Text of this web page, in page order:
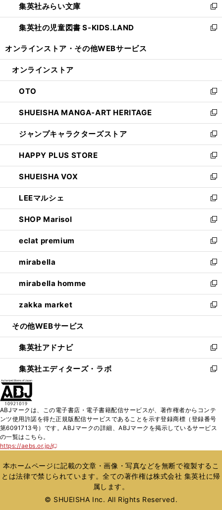
く
で
開
く
ド
ウ
で
ィ
ン
ド
開
集英社みらい文庫
新
し
い
ン
ウ
で
開
く
集英社の児童図書 S-KIDS.LAND
新
ウ
ン
ド
ウ
で
開
く
オンラインストア・ その他WEBサービス
オンラインストア
OTO
新
し
い
ウ
ィ
ン
ド
ウ
で
開
く
SHUEISHA MANGA-ART HERITAGE
新
し
い
ウ
ィ
ン
ド
ウ
で
開
く
ジャンプキャラクターズストア
新
し
い
ウ
ィ
ン
ド
ウ
で
開
く
HAPPY PLUS STORE
新
し
い
ウ
ィ
ン
ド
ウ
で
開
く
SHUEISHA VOX
新
し
い
ウ
ィ
ン
ド
ウ
で
開
く
LEEマルシェ
新
し
い
ウ
ィ
ン
ド
ウ
で
開
く
SHOP Marisol
新
し
い
ウ
ィ
ン
ド
ウ
で
開
eclat premium
新
し
い
ウ
ィ
ン
ド
ウ
開
く
mirabella
新
し
い
ウ
ィ
ン
ウ
で
開
く
mirabella homme
新
し
い
ウ
ン
ド
ウ
で
zakka market
新
し
ウ
ィ
ン
ド
く
その他WEBサービス
集英社アドナビ
新
し
い
ド
ウ
で
集英社エディターズ・ラボ
新
ィ
ン
ド
開
く
ABJマークは、この電子書店・電子書籍配信サービスが、著作権者からコンテ
ンツ使用許諾を得た正規版配信サービスであることを示す登録商標（登録番号
第6091713号）です。ABJマークの詳細、ABJマークを掲示しているサービス
の一覧はこちら。
https://aebs.or.jp/
新
い
ウ
ィ
ウ
本ホームページに記載の文章・画像・写真などを無断で複製するこ
とは法律で禁じられています。全ての著作権は株式会社 集英社に帰
属します。
© SHUEISHA Inc. All Rights Reserved.